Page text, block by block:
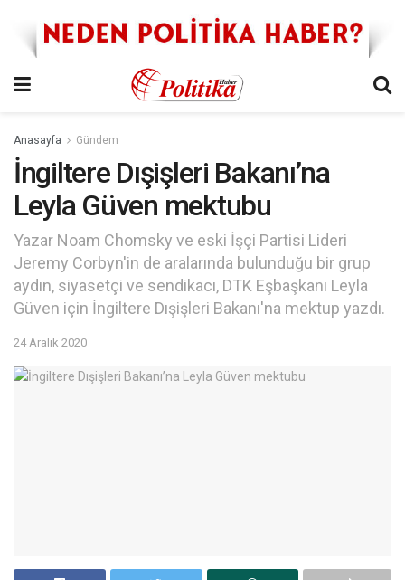
Anasayfa Gündem
İngiltere Dışişleri Bakanı’na
Leyla Güven mektubu
Yazar Noam Chomsky ve eski İşçi Partisi Lideri
Jeremy Corbyn'in de aralarında bulunduğu bir grup
aydın, siyasetçi ve sendikacı, DTK Eşbaşkanı Leyla
Güven için İngiltere Dışişleri Bakanı'na mektup yazdı.
24 Aralık 2020